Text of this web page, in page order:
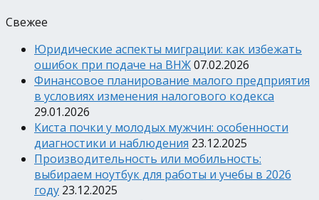
Свежее
Юридические аспекты миграции: как избежать
ошибок при подаче на ВНЖ07.02.2026
Финансовое планирование малого предприятия
в условиях изменения налогового кодекса
29.01.2026
Киста почки у молодых мужчин: особенности
диагностики и наблюдения 23.12.2025
Производительность или мобильность:
выбираем ноутбук для работы и учебы в 2026
году 23.12.2025